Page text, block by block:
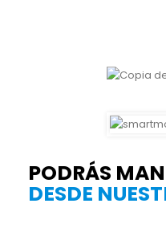
PODRÁS
DESDE